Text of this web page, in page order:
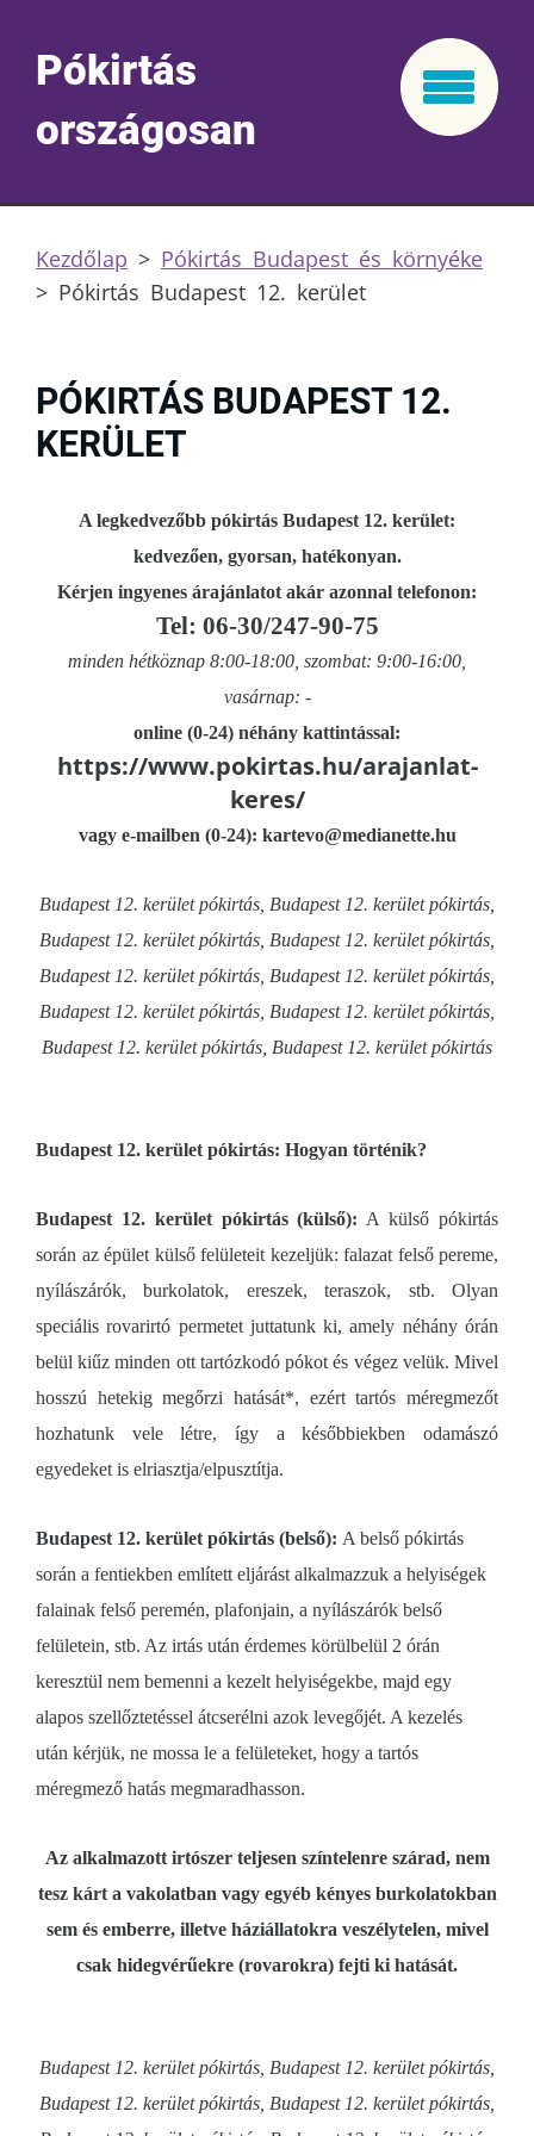
Pókirtás
országosan
Kezdőlap > Pókirtás Budapest és környéke
> Pókirtás Budapest 12. kerület
PÓKIRTÁS BUDAPEST 12.
KERÜLET
A legkedvezőbb pókirtás Budapest 12. kerület:
kedvezően, gyorsan, hatékonyan.
Kérjen ingyenes árajánlatot akár azonnal telefonon:
Tel: 06-30/247-90-75
minden hétköznap 8:00-18:00, szombat: 9:00-16:00,
vasárnap: -
online (0-24) néhány kattintással:
https://www.pokirtas.hu/arajanlat-
keres/
vagy e-mailben (0-24): kartevo@medianette.hu
Budapest 12. kerület pókirtás, Budapest 12. kerület pókirtás,
Budapest 12. kerület pókirtás, Budapest 12. kerület pókirtás,
Budapest 12. kerület pókirtás, Budapest 12. kerület pókirtás,
Budapest 12. kerület pókirtás, Budapest 12. kerület pókirtás,
Budapest 12. kerület pókirtás, Budapest 12. kerület pókirtás
Budapest 12. kerület pókirtás: Hogyan történik?
Budapest 12. kerület pókirtás (külső): A külső pókirtás
során az épület külső felületeit kezeljük: falazat felső pereme,
nyílászárók, burkolatok, ereszek, teraszok, stb. Olyan
speciális rovarirtó permetet juttatunk ki, amely néhány órán
belül kiűz minden ott tartózkodó pókot és végez velük. Mivel
hosszú hetekig megőrzi hatását*, ezért tartós méregmezőt
hozhatunk vele létre, így a későbbiekben odamászó
egyedeket is elriasztja/elpusztítja.
Budapest 12. kerület pókirtás (belső): A belső pókirtás
során a fentiekben említett eljárást alkalmazzuk a helyiségek
falainak felső peremén, plafonjain, a nyílászárók belső
felületein, stb. Az irtás után érdemes körülbelül 2 órán
keresztül nem bemenni a kezelt helyiségekbe, majd egy
alapos szellőztetéssel átcserélni azok levegőjét. A kezelés
után kérjük, ne mossa le a felületeket, hogy a tartós
méregmező hatás megmaradhasson.
Az alkalmazott irtószer teljesen színtelenre szárad, nem
tesz kárt a vakolatban vagy egyéb kényes burkolatokban
sem és emberre, illetve háziállatokra veszélytelen, mivel
csak hidegvérűekre (rovarokra) fejti ki hatását.
Budapest 12. kerület pókirtás, Budapest 12. kerület pókirtás,
Budapest 12. kerület pókirtás, Budapest 12. kerület pókirtás,